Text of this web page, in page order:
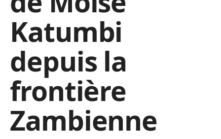
Katumbi
depuis la
frontière
Zambienne